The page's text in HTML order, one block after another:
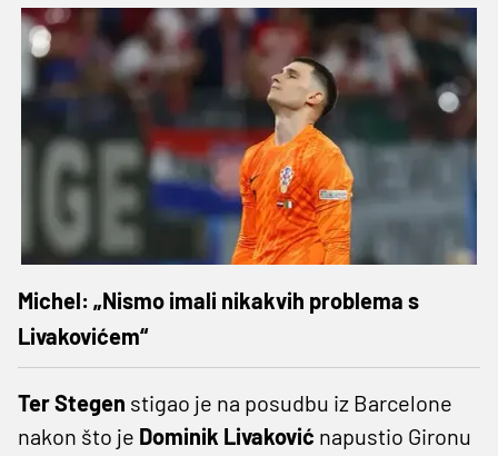
Michel: „Nismo imali nikakvih problema s
Livakovićem“
Ter Stegen stigao je na posudbu iz Barcelone
nakon što je Dominik Livaković napustio Gironu